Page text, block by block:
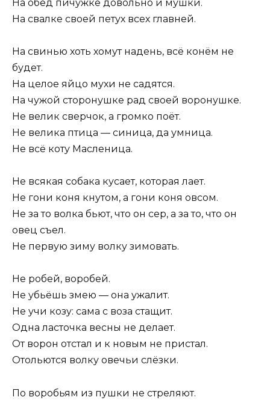
На обед пичужке довольно и мушки.
На свалке своей петух всех главней.
На свинью хоть хомут надень, всё конём не
будет.
На целое яйцо мухи не садятся.
На чужой сторонушке рад своей воронушке.
Не велик сверчок, а громко поёт.
Не велика птица — синица, да умница.
Не всё коту Масленица.
Не всякая собака кусает, которая лает.
Не гони коня кнутом, а гони коня овсом.
Не за то волка бьют, что он сер, а за то, что он
овец съел.
Не первую зиму волку зимовать.
Не робей, воробей.
Не убьёшь змею — она ужалит.
Не учи козу: сама с воза стащит.
Одна ласточка весны не делает.
От ворон отстал и к новым не пристал.
Отольются волку овечьи слёзки.
По воробьям из пушки не стреляют.